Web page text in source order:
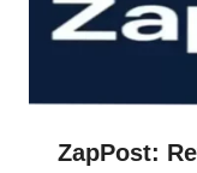
ZapPost: